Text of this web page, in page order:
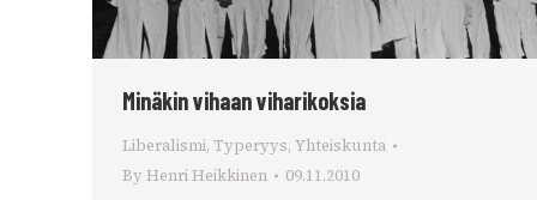
Minäkin vihaan viharikoksia
Liberalismi, Typeryys, Yhteiskunta
By Henri Heikkinen 09.11.2010